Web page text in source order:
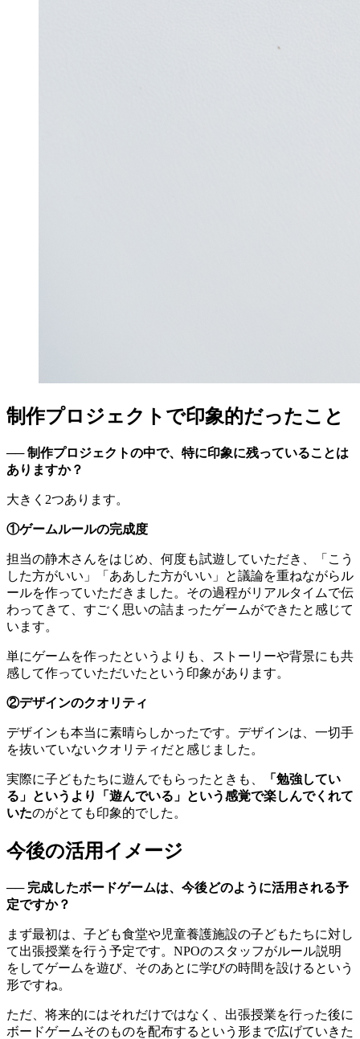
制作プロジェクトで印象的だったこと
── 制作プロジェクトの中で、特に印象に残っていることは
ありますか？
大きく2つあります。
①ゲームルールの完成度
担当の静木さんをはじめ、何度も試遊していただき、「こう
した方がいい」「ああした方がいい」と議論を重ねながらル
ールを作っていただきました。その過程がリアルタイムで伝
わってきて、すごく思いの詰まったゲームができたと感じて
います。
単にゲームを作ったというよりも、ストーリーや背景にも共
感して作っていただいたという印象があります。
②デザインのクオリティ
デザインも本当に素晴らしかったです。デザインは、一切手
を抜いていないクオリティだと感じました。
実際に子どもたちに遊んでもらったときも、
「勉強してい
る」というより「遊んでいる」という感覚で楽しんでくれて
いたのがとても印象的でした。
今後の活用イメージ
── 完成したボードゲームは、今後どのように活用される予
定ですか？
まず最初は、子ども食堂や児童養護施設の子どもたちに対し
て出張授業を行う予定です。NPOのスタッフがルール説明
をしてゲームを遊び、そのあとに学びの時間を設けるという
形ですね。
ただ、将来的にはそれだけではなく、出張授業を行った後に
ボードゲームそのものを配布するという形まで広げていきた